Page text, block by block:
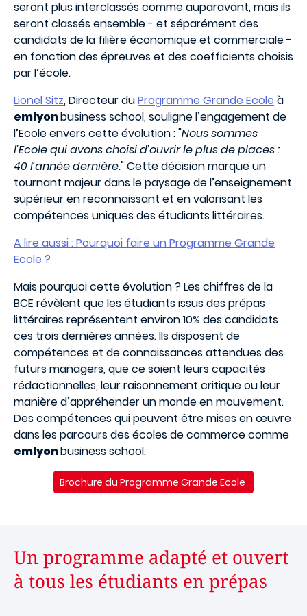
seront plus interclassés comme auparavant, mais ils
seront classés ensemble - et séparément des
candidats de la filière économique et commerciale -
en fonction des épreuves et des coefficients choisis
par l’école.
Lionel Sitz, Directeur duProgramme Grande Ecole à
emlyonbusiness school, souligne l’engagement de
l’Ecole envers cette évolution : "Nous sommes
l’Ecole qui avons choisi d’ouvrir le plus de places :
40 l’année dernière." Cette décision marque un
tournant majeur dans le paysage de l’enseignement
supérieur en reconnaissant et en valorisant les
compétences uniques des étudiants littéraires.
A lire aussi : Pourquoi faire un Programme Grande
Ecole ?
Mais pourquoi cette évolution ? Les chiffres de la
BCE révèlent que les étudiants issus des prépas
littéraires représentent environ 10% des candidats
ces trois dernières années. Ils disposent de
compétences et de connaissances attendues des
futurs managers, que ce soient leurs capacités
rédactionnelles, leur raisonnement critique ou leur
manière d’appréhender un monde en mouvement.
Des compétences qui peuvent être mises en œuvre
dans les parcours des écoles de commerce comme
emlyonbusiness school.
Brochure du Programme Grande Ecole
Un programme adapté et ouvert
à tous les étudiants en prépas